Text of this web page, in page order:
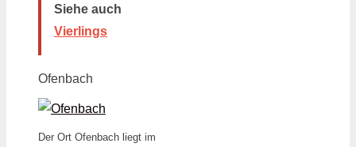
Siehe auch
Vierlings
Ofenbach
Der Ort Ofenbach liegt im